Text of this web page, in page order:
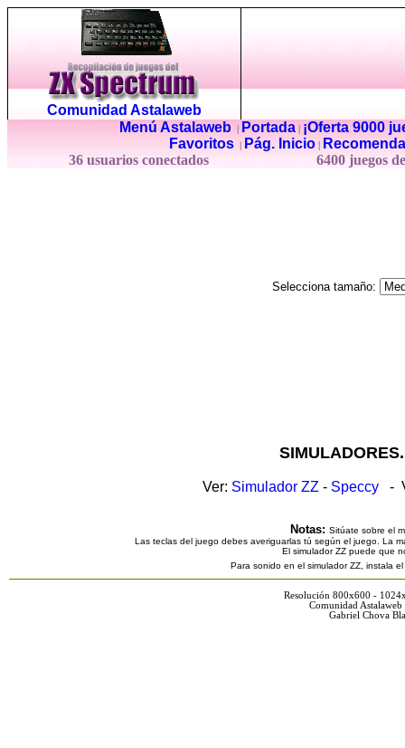
Comunidad Astalaweb
Menú Astalaweb| Portada|
¡Oferta 9000
Favoritos
Pág. Inicio
36 usuarios conectados
6400 juegos
Selecciona tamaño:
Ver: Simulador ZZ - Speccy -
Notas: Sitúate sobre el
Las teclas del juego debes averiguarlas tú según el juego. La
El simulador ZZ puede que
Para sonido en el simulador ZZ, instala
Resolución 800x600 -
Comunidad
Gabriel Chova